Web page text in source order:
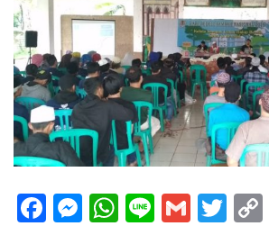
F M W Li G T